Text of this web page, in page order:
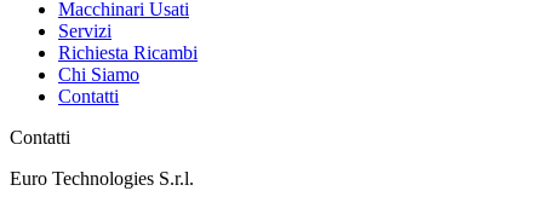
Macchinari Usati
Servizi
Richiesta Ricambi
Chi Siamo
Contatti
Contatti
Euro Technologies S.r.l.